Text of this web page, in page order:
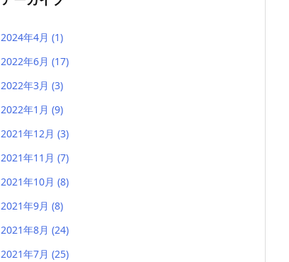
2024年4月 (1)
2022年6月 (17)
2022年3月 (3)
2022年1月 (9)
2021年12月 (3)
2021年11月 (7)
2021年10月 (8)
2021年9月 (8)
2021年8月 (24)
2021年7月 (25)